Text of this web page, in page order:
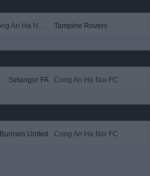
Cong An Ha Noi FC Tampine Rovers
Selangor FA Cong An Ha Noi FC
Buriram United Cong An Ha Noi FC